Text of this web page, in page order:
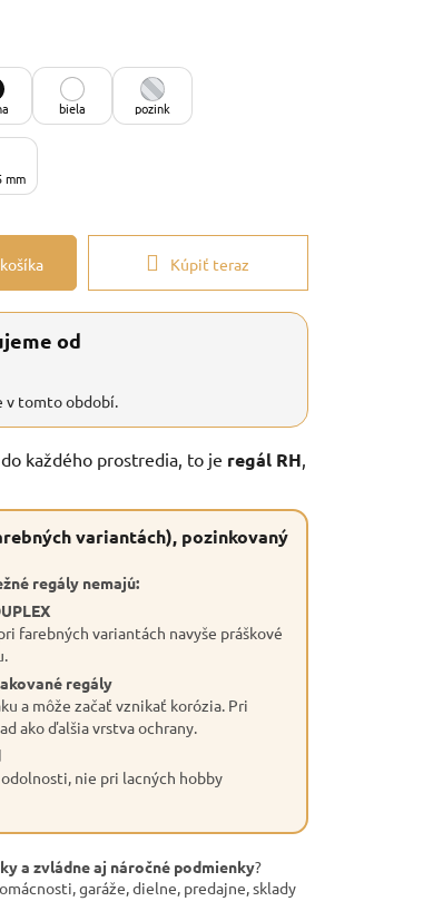
biela pozink
mm
Kúpiť teraz
od
v tomto období.
každého prostredia, to je regál RH,
variantách), pozinkovaný
regály nemajú:
farebných variantách navyše práškové
regály
a môže začať vznikať korózia. Pri
ako ďalšia vrstva ochrany.
nie pri lacných hobby
a zvládne aj náročné podmienky?
garáže, dielne, predajne, sklady